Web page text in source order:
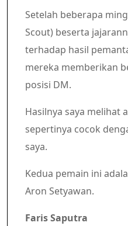
Setelah beberapa
Scout) beserta
terhadap hasil
mereka memberikan
posisi DM.
Hasilnya saya melihat
sepertinya cocok
saya.
Kedua pemain ini
Aron Setyawan.
Faris Saputra